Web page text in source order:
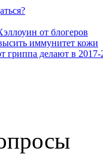
от блогеров
иммунитет кожи
гриппа делают в 2017-